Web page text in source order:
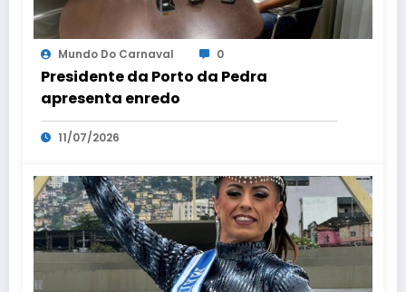
Mundo Do Carnaval 0
Presidente da Porto da Pedra
apresenta enredo
11/07/2026